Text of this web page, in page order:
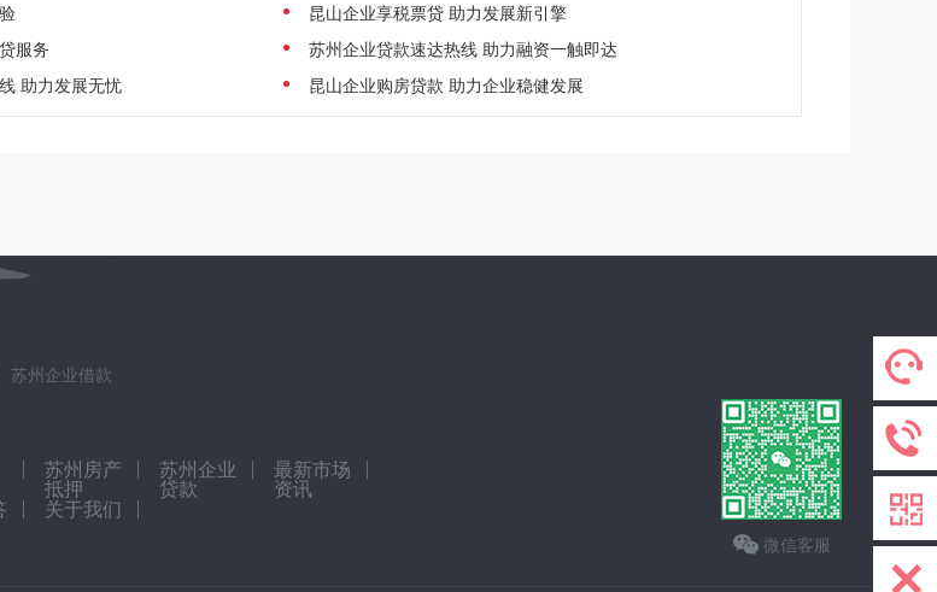
昆山企业享税票贷 助力发展新引擎
服务
苏州企业贷款速达热线 助力融资一触即达
助力发展无忧
昆山企业购房贷款 助力企业稳健发展
苏州企业借款
苏州房产
抵押
苏州企业
贷款
最新市场
资讯
关于我们
微信客服